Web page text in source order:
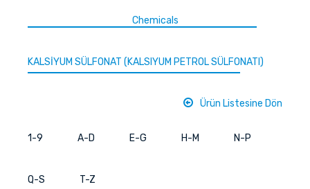
Chemicals
KALSİYUM SÜLFONAT (KALSIYUM PETROL SÜLFONATI)
Ürün Listesine Dön
1-9 A-D E-G H-M N-P
Q-S T-Z